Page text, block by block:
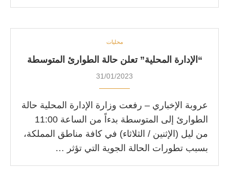
محليات
“الإدارة المحلية” تعلن حالة الطوارئ المتوسطة
31/01/2023
عروبة الإخباري – رفعت وزارة الإدارة المحلية حالة
الطوارئ إلى المتوسطة بدءاً من الساعة 11:00
من ليل (الإثنين / الثلاثاء) في كافة مناطق المملكة،
بسبب تطورات الحالة الجوية التي تؤثر …